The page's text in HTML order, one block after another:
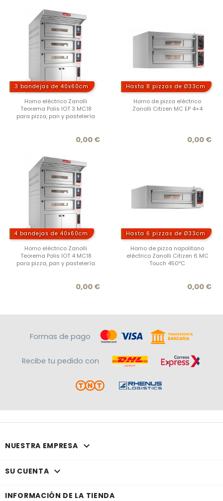
3 bandejas de 40x60cm
Horno eléctrico Zanolli
Teorema Polis IOT 3 MC18
para pizza, pan y pastelería
Precio
0,00 €
Hasta 8 pizzas de Ø33cm
Horno de pizza eléctrico
Zanolli Citizen MC EP 4+4
0,00 €
4 bandejas de 40x60cm
Horno eléctrico Zanolli
Teorema Polis IOT 4 MC18
para pizza, pan y pastelería
Precio
0,00 €
Hasta 6 pizzas de Ø33cm
Horno de pizza napolitano
eléctrico Zanolli Citizen 6 MC
Touch 450ºC
0,00 €
Formas de pago
Recibe tu pedido con
NUESTRA EMPRESA 
SU CUENTA 
INFORMACIÓN DE LA TIENDA